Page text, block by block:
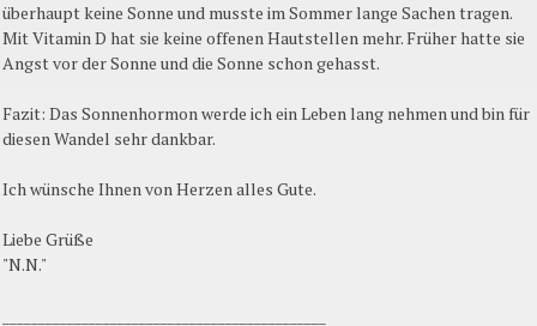
überhaupt keine Sonne und musste im Sommer lange Sachen tragen.
Mit Vitamin D hat sie keine offenen Hautstellen mehr. Früher hatte sie
Angst vor der Sonne und die Sonne schon gehasst.
Fazit: Das Sonnenhormon werde ich ein Leben lang nehmen und bin für
diesen Wandel sehr dankbar.
Ich wünsche Ihnen von Herzen alles Gute.
Liebe Grüße
"N.N."